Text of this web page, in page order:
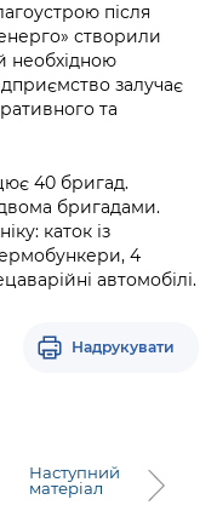
після
створили
необхідною
залучає
та
40 бригад.
бригадами.
каток із
4
автомобілі.
Надрукувати
Наступний
матеріал